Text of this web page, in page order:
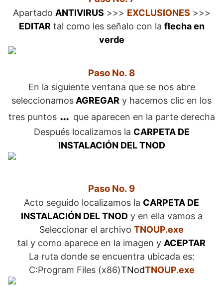
Apartado ANTIVIRUS >>> EXCLUSIONES >>>
EDITAR tal como les señalo con la flecha en
verde
Paso No. 8
En la siguiente ventana que se nos abre
seleccionamos AGREGAR y hacemos clic en los
tres puntos… que aparecen en la parte derecha
Después localizamos la CARPETA DE
INSTALACIÓN DEL TNOD
Paso No. 9
Acto seguido localizamos la CARPETA DE
INSTALACIÓN DEL TNODy en ella vamos a
Seleccionar el archivo TNOUP.exe
tal y como aparece en la imagen y ACEPTAR
La ruta donde se encuentra ubicada es:
C:Program Files (x86)TNodTNOUP.exe